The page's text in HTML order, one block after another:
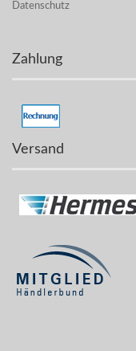
Datenschutz
Zahlung
Versand